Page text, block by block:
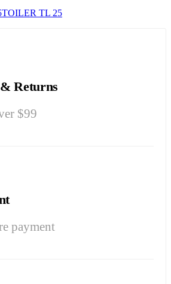
TOILER TL 25
Returns
$99
payment